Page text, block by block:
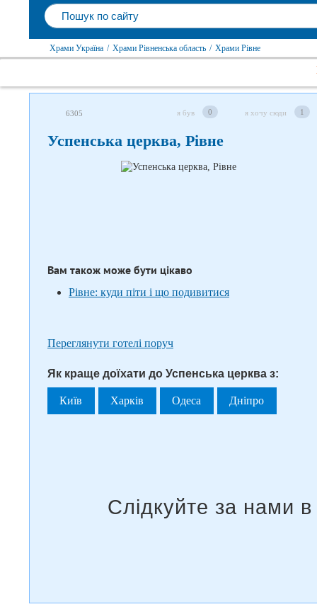
Храми Україна / Храми Рівненська область / Храми Рівне
6305 я був 0 я хочу сюди 1
Успенська церква, Рівне
Вам також може бути цікаво
Рівне: куди піти і що подивитися
Переглянути готелі поруч
Як краще доїхати до Успенська церква з:
Київ Харків Одеса Дніпро
Слідкуйте за нами в соцмережах